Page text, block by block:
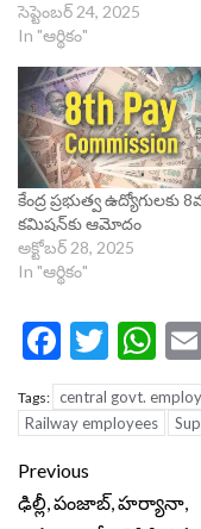
సెప్టెంబర్ 24, 2025
In "ఆర్థికం"
కేంద్ర ప్రభుత్వ ఉద్యోగులకు
కమిషన్‌కు ఆమోదం
అక్టోబర్ 28, 2025
In "ఆర్థికం"
Tags: central govt.
Railway employees
Continue
Reading
Previous
ఢిల్లీ, పంజాబ్, హర్యానా,